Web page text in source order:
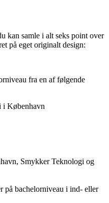
kan samle i alt seks point over
på eget originalt design:
fra en af følgende
i København
Smykker Teknologi og
på bachelorniveau i ind- eller